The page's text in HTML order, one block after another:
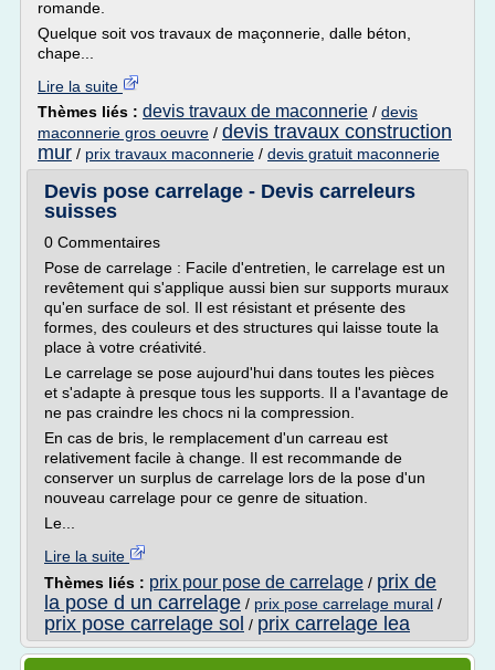
romande.
Quelque soit vos travaux de maçonnerie, dalle béton,
chape...
Lire la suite
Thèmes liés : devis travaux de maconnerie / devis
maconnerie gros oeuvre / devis travaux construction
mur / prix travaux maconnerie / devis gratuit maconnerie
Devis pose carrelage - Devis carreleurs
suisses
0 Commentaires
Pose de carrelage : Facile d'entretien, le carrelage est un
revêtement qui s'applique aussi bien sur supports muraux
qu'en surface de sol. Il est résistant et présente des
formes, des couleurs et des structures qui laisse toute la
place à votre créativité.
Le carrelage se pose aujourd'hui dans toutes les pièces
et s'adapte à presque tous les supports. Il a l'avantage de
ne pas craindre les chocs ni la compression.
En cas de bris, le remplacement d'un carreau est
relativement facile à change. Il est recommande de
conserver un surplus de carrelage lors de la pose d'un
nouveau carrelage pour ce genre de situation.
Le...
Lire la suite
Thèmes liés : prix pour pose de carrelage / prix de
la pose d un carrelage / prix pose carrelage mural /
prix pose carrelage sol / prix carrelage lea